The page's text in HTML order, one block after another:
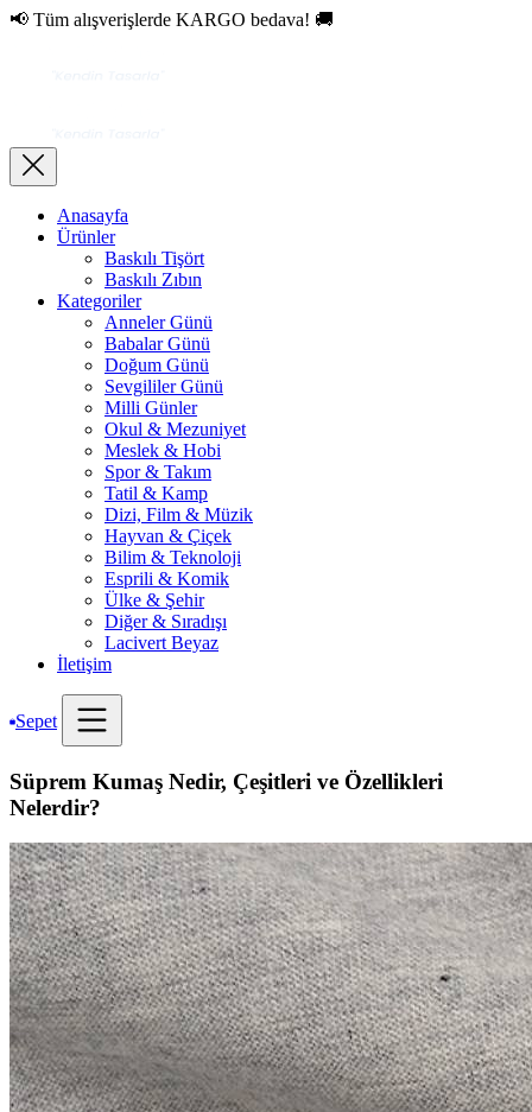
📢 Tüm alışverişlerde KARGO bedava! 🚚
Anasayfa
Ürünler
Baskılı Tişört
Baskılı Zıbın
Kategoriler
Anneler Günü
Babalar Günü
Doğum Günü
Sevgililer Günü
Milli Günler
Okul & Mezuniyet
Meslek & Hobi
Spor & Takım
Tatil & Kamp
Dizi, Film & Müzik
Hayvan & Çiçek
Bilim & Teknoloji
Esprili & Komik
Ülke & Şehir
Diğer & Sıradışı
Lacivert Beyaz
İletişim
Sepet
Süprem Kumaş Nedir, Çeşitleri ve Özellikleri
Nelerdir?